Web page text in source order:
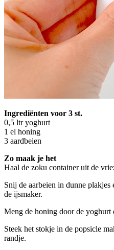
Ingrediënten voor 3 st.
0,5 ltr yoghurt
1 el honing
3 aardbeien
Zo maak je het
Haal de zoku container uit de
Snij de aarbeien in dunne plakjes
de ijsmaker.
Meng de honing door de yoghurt
Steek het stokje in de popsicle
randje.